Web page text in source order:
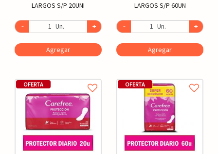
LARGOS S/P 20UNI
- Un. +
Agregar
LARGOS S/P 60UN
- Un. +
Agregar
OFERTA OFERTA